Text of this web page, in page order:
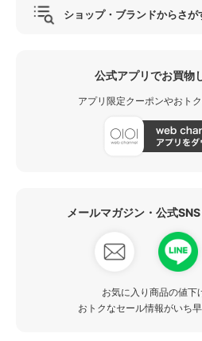
ショップ・ブランドからさが
公式アプリでお買物
アプリ限定クーポンやおト
メールマガジン・公式
お気に入り商品の値下
おトクなセール情報がいち